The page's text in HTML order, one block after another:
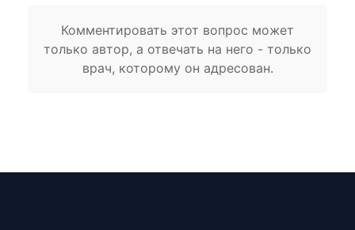
Комментировать этот вопрос может
только автор, а отвечать на него - только
врач, которому он адресован.